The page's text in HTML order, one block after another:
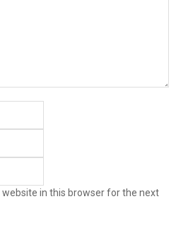
in this browser for the next